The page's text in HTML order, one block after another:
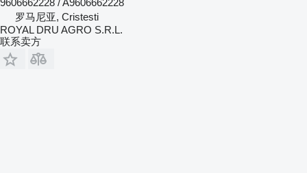
9606662228 / A9606662228
罗马尼亚, Cristesti
ROYAL DRU AGRO S.R.L.
联系卖方